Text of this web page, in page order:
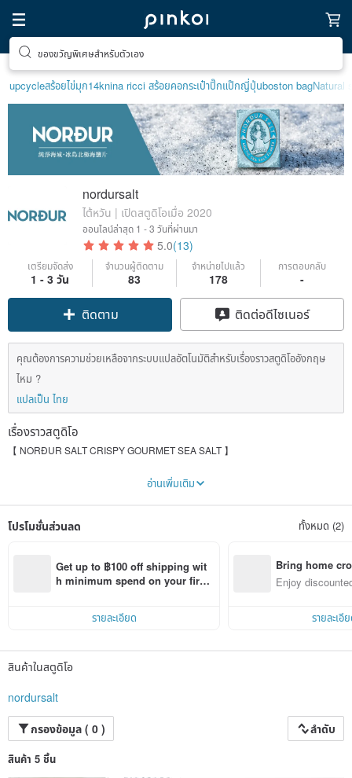
ของขวัญพิเศษสำหรับตัวเอง
upcycleสร้อยไข่มุก14knina ricci สร้อยคอกระเป๋าปิ๊กแป๊กญี่ปุ่นboston bagNatural
nordursalt
ไต้หวัน | เปิดสตูดิโอเมื่อ 2020
ออนไลน์ล่าสุด 1 - 3 วันที่ผ่านมา
5.0(13)
เตรียมจัดส่ง
1 - 3 วัน
จำนวนผู้ติดตาม
83
จำหน่ายไปแล้ว
178
การตอบกลับ
-
ติดตาม ติดต่อดีไซเนอร์
คุณต้องการความช่วยเหลือจากระบบแปลอัตโนมัติสำหรับเรื่องราวสตูดิโออังกฤษ
ไหม ?
แปลเป็น ไทย
เรื่องราวสตูดิโอ
【 NORÐUR SALT CRISPY GOURMET SEA SALT 】
Our unique geothermal production method was first tried in 1753 and has since
been carefully preserved in Iceland and Denmark.
where it is slowly heated with water from natural hot springs.
＝PRODUCTS＝
Sea Salt Flakes to the colourful and tasty flavors of blueberry, liquorice,
There is a salt for every occasion whether it being a beautiful and usable gift,
for professional restaurants or simply for your own kitchen counter. We are
อ่านเพิ่มเติม
โปรโมชั่นส่วนลด ทั้งหมด (2)
Get up to ฿100 off shipping wit
h minimum spend on your first
รายละเอียด
Bring home
n with ease
Enjoy
รายละเอี
สินค้าในสตูดิโอ
nordursalt
กรองข้อมูล ( 0 )
ลำดับ
สินค้า 5 ชิ้น